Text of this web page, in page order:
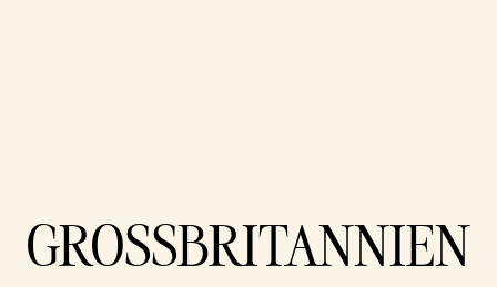
Accept &
Play
GROSSBRITANNIEN